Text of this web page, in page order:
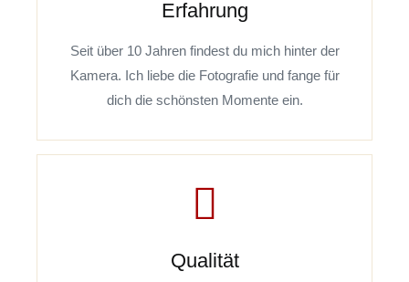
Erfahrung
Seit über 10 Jahren findest du mich hinter der
Kamera. Ich liebe die Fotografie und fange für
dich die schönsten Momente ein.
Qualität